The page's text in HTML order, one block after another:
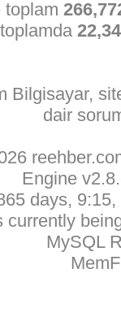
Bilgisayar,
dair
Engine
days,
currently
MySQL